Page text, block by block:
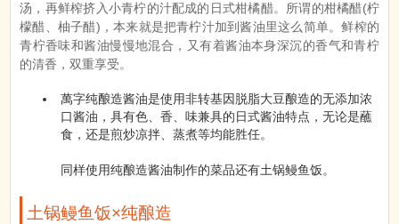
汤，再鲜榨挤入小青柠的汁配成的日式柑橘醋。所谓的柑橘醋(柠
檬醋、柚子醋)，本来就是把青柠汁加到酱油里这么简单。鲜榨的
青柠香味和酱油慢慢地混合，又有着酱油本身深沉的香气和青柠
的清香，双重享受。
萬字纯酿造酱油是使用非转基因脱脂大豆酿造的无添加浓
口酱油，具有色、香、味兼具的日式酱油特点，无论是蘸
食，还是煎炒凉拌、蒸煮等均能胜任。
同样使用纯酿造酱油制作的菜品还有土锅鳗鱼饭。
土锅鳗鱼饭×纯酿造